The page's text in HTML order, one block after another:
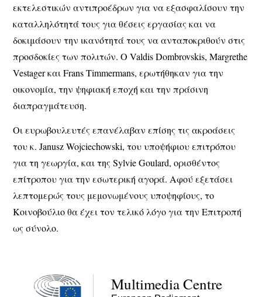
εκτελεστικών αντιπροέδρων για να εξασφαλίσουν την
καταλληλότητά τους για θέσεις εργασίας και να
δοκιμάσουν την ικανότητά τους να ανταποκριθούν στις
προσδοκίες των πολιτών. Ο Valdis Dombrovskis, Margrethe
Vestager και Frans Timmermans, ερωτήθηκαν για την
οικονομία, την ψηφιακή εποχή και την πράσινη
διαπραγμάτευση.
Οι ευρωβουλευτές επανέλαβαν επίσης τις ακροάσεις
του κ. Janusz Wojciechowski, του υποψήφιου επιτρόπου
για τη γεωργία, και της Sylvie Goulard, ορισθέντος
επίτροπου για την εσωτερική αγορά. Αφού εξετάσει
λεπτομερώς τους μεμονωμένους υποψηφίους, το
Κοινοβούλιο θα έχει τον τελικό λόγο για την Επιτροπή
ως σύνολο.